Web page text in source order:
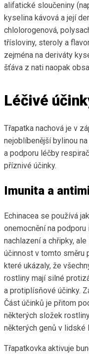
alifatické sloučeniny
kyselina kávová a její
chlolorogenová,
třísloviny, steroly a
zejména na deriváty
šťáva z nati naopak
Léčivé
Třapatka nachová je v
nejoblíbenější bylinou
a podporu léčby
příznivé účinky.
Imunita a
Echinacea se používá
onemocnění na
nachlazení a chřipky,
účinnost v tomto směru
které ukázaly, že
rostliny mají silné
a protiplísňové účinky.
Část účinků je přitom
některých složek
některých genů v lidské
Třapatkovka aktivuje